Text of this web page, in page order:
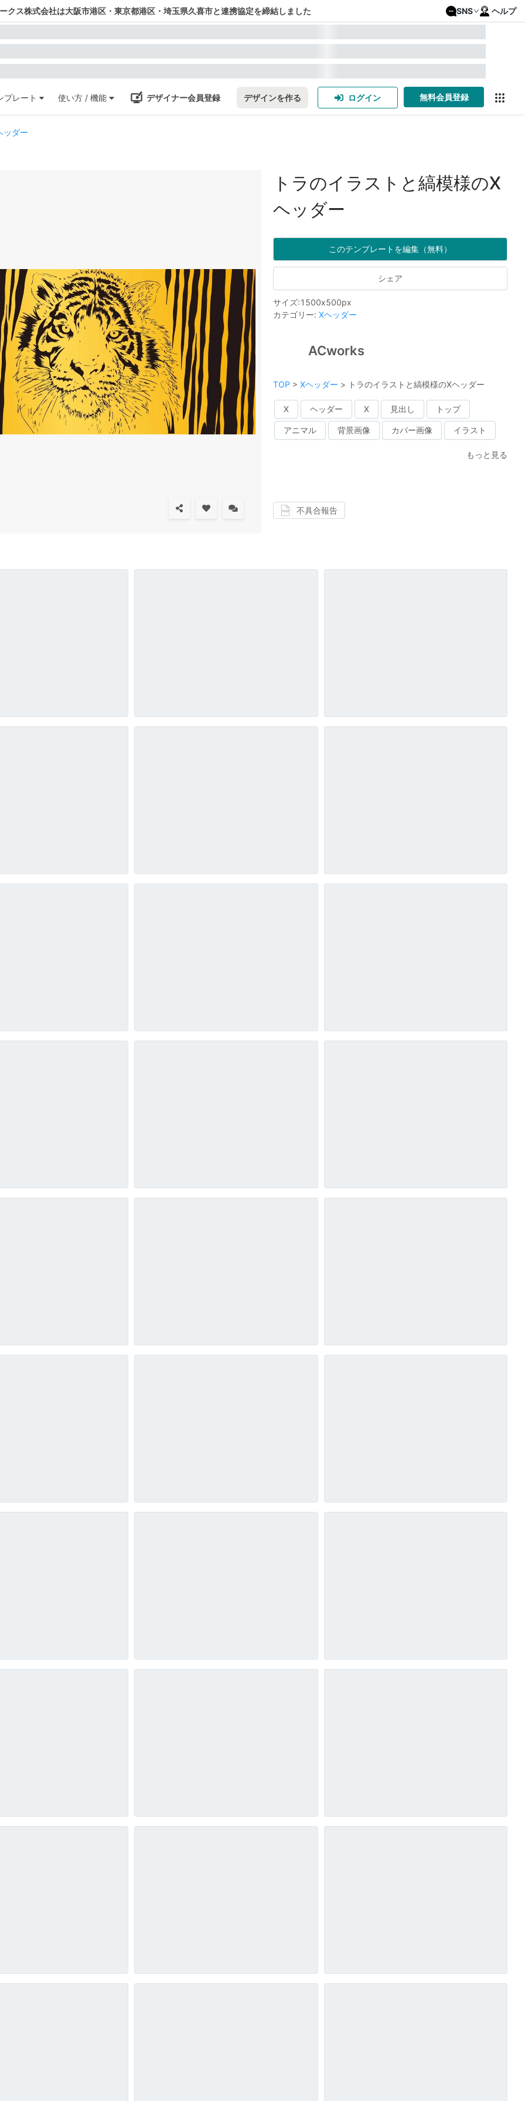
クス株式会社は大阪市港区・東京都港区・埼玉県久喜市と連携協定を締結しました SNS ヘルプ
プレート 使い方 / 機能 デザイナー会員登録 デザインを作る ログイン 無料会員登録
ッダー
トラのイラストと縞模様のX
ヘッダー
このテンプレートを編集（無料）
シェア
サイズ:1500x500px
カテゴリー: Xヘッダー
ACworks
TOP > Xヘッダー > トラのイラストと縞模様のXヘッダー
X ヘッダー X 見出し トップ
アニマル 背景画像 カバー画像 イラスト
もっと見る
不具合報告